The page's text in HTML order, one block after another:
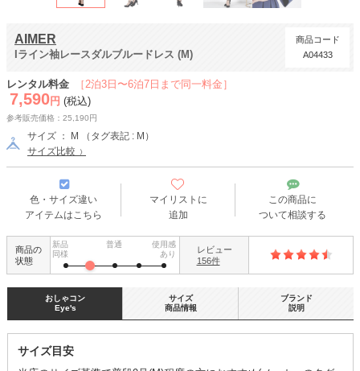
AIMER
Iライン袖レースダルブルードレス (M)
商品コード
A04433
［2泊3日〜6泊7日まで同一料金］
レンタル料金
7,590 円 (税込)
参考販売価格：25,190円
サイズ ： M （タグ表記 : M）
サイズ比較
色・サイズ違い
アイテムはこちら
マイリストに
追加
この商品に
ついて相談する
商品の
状態
新品
同様
普通
使用感
あり
レビュー
156件
おしゃコン
Eye's
サイズ目安
サイズ
商品情報
ブランド
説明